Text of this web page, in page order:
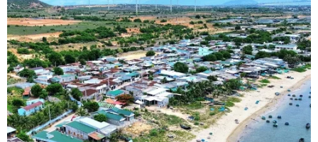
Các bộ, cơ quan ngang bộ, cơ quan thuộc Chính
phủ trong phạm vi, chức năng, nhiệm vụ, quyền
hạn được giao tổ chức triển khai thực hiện hiệu
quả chủ trương, chính sách của Đảng, pháp luật
của Nhà nước về công tác dân số.
Ban Chỉ đạo Quốc gia Dân số và Phát triển tăng